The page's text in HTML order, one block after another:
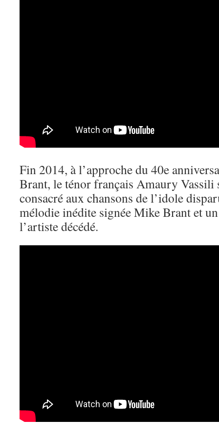
Fin 2014, à l’approche du 40e
Brant, le ténor français Amaury Vassili
consacré aux chansons de l’idole
mélodie inédite signée Mike Brant et
l’artiste décédé.